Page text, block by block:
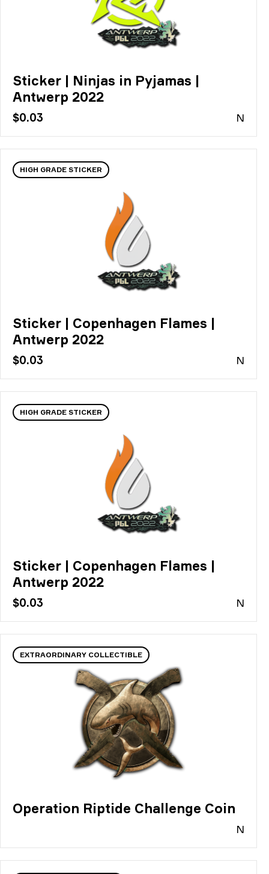
Sticker | Ninjas in Pyjamas |
Antwerp 2022
$0.03 N
HIGH GRADE STICKER
Sticker | Copenhagen Flames |
Antwerp 2022
$0.03 N
HIGH GRADE STICKER
Sticker | Copenhagen Flames |
Antwerp 2022
$0.03 N
EXTRAORDINARY COLLECTIBLE
Operation Riptide Challenge Coin
N